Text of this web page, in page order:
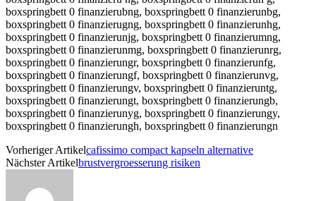
Vorheriger Artikelcafissimo compact kapseln alternative
Nächster Artikelbrustvergroesserung risiken